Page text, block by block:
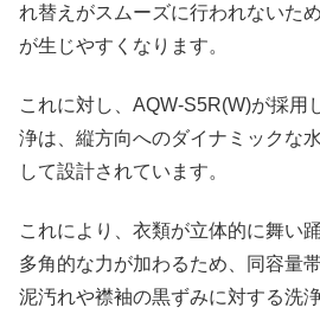
れ替えがスムーズに行われないた
が生じやすくなります。
これに対し、AQW-S5R(W)が採用
浄は、縦方向へのダイナミックな
して設計されています。
これにより、衣類が立体的に舞い
多角的な力が加わるため、同容量
泥汚れや襟袖の黒ずみに対する洗